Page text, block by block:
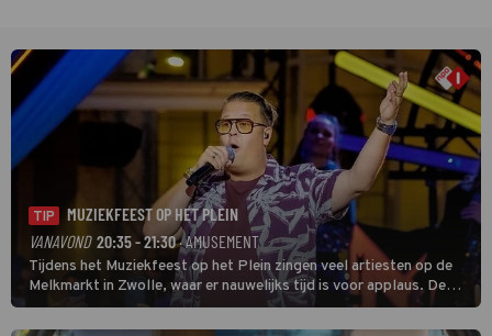
TIP
MUZIEKFEEST OP HET PLEIN
VANAVOND 20:35 - 21:30· AMUSEMENT
Tijdens het Muziekfeest op het Plein zingen veel artiesten op de
Melkmarkt in Zwolle, waar er nauwelijks tijd is voor applaus. De
grootste namen zijn André Hazes, Jannes, René Froger en
natuurlijk Rutger van Barneveld met zijn hit Zwoele Zomernachten.